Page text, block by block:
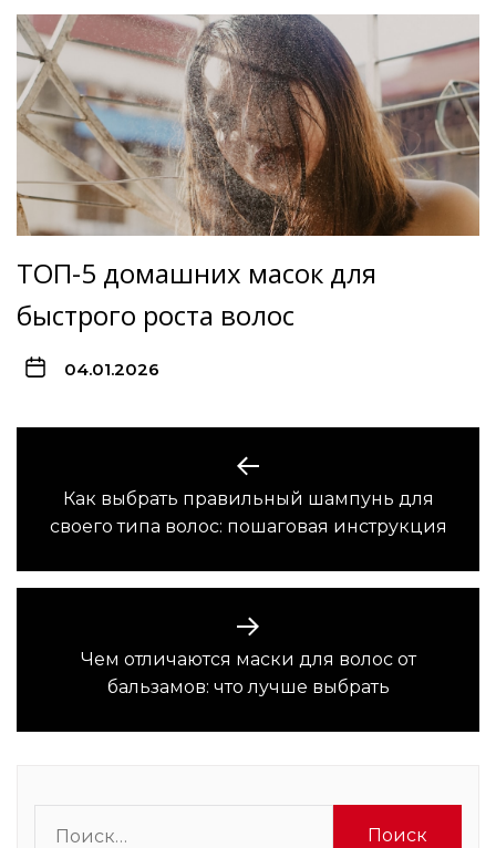
ТОП-5 домашних масок для
быстрого роста волос
04.01.2026
записям
Предыдущая
запись:
Как выбрать правильный шампунь для
своего типа волос: пошаговая инструкция
Следующая
запись:
Чем отличаются маски для волос от
бальзамов: что лучше выбрать